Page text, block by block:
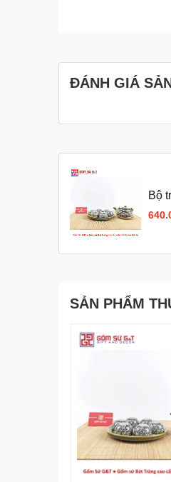
ĐÁNH GIÁ
Bộ
SẢN PHẨM